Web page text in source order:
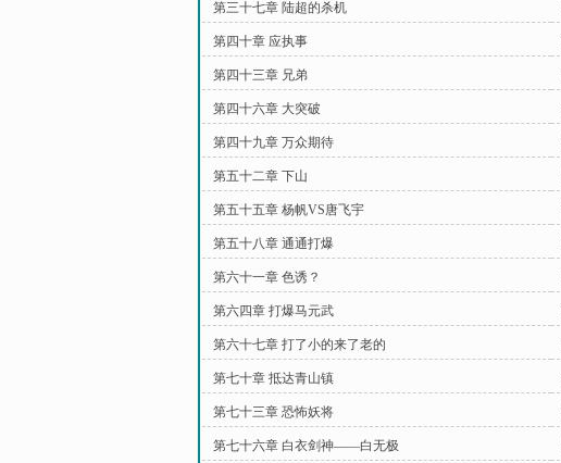
第三十七章 陆超的杀机
第四十章 应执事
第四十三章 兄弟
第四十六章 大突破
第四十九章 万众期待
第五十二章 下山
第五十五章 杨帆VS唐飞宇
第五十八章 通通打爆
第六十一章 色诱？
第六四章 打爆马元武
第六十七章 打了小的来了老的
第七十章 抵达青山镇
第七十三章 恐怖妖将
第七十六章 白衣剑神——白无极